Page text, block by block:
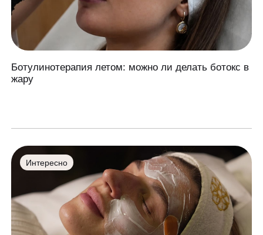
Ботулинотерапия летом: можно ли делать ботокс в
жару
Интересно